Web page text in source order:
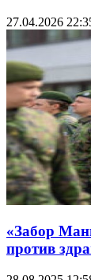
27.04.2026
«Забор
против